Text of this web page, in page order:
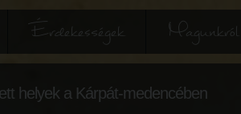
Érdekességek Magunkról
helyek a Kárpát-medencében